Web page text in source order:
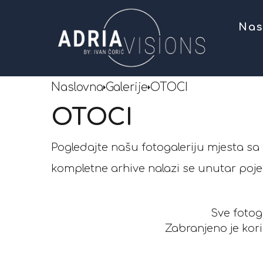
Naslovna Galerije OTOCI
OTOCI
Pogledajte našu fotogaleriju mjesta
kompletne arhive nalazi se unutar
Sve
Zabranjeno je